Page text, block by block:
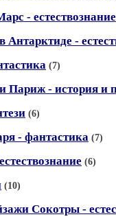
- естествознание
-
(7)
Париж - история и
(6)
- фантастика (7)
(6)
(10)
Сокотры -